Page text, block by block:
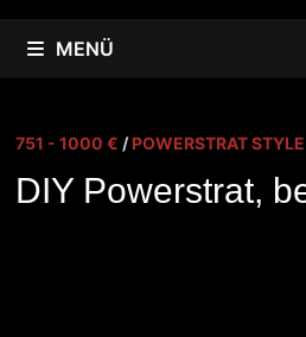
MENÜ
751 - 1000 € /POWERSTRAT STYLE
DIY Powerstrat,